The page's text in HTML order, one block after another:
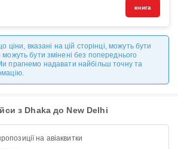
книга
ціни, вказані на цій сторінці, можуть бути
можуть бути змінені без попереднього
прагнемо надавати найбільш точну та
з Dhaka до New Delhi
на авіаквитки